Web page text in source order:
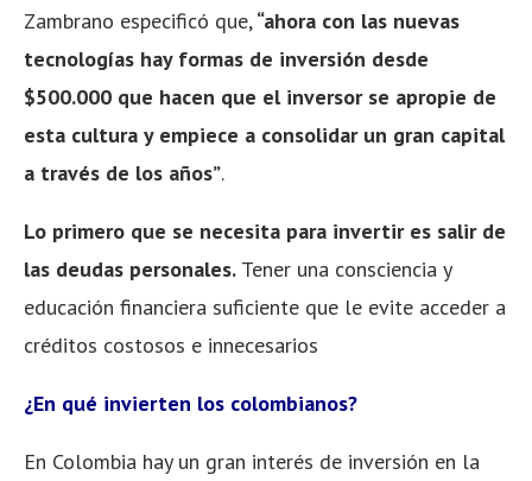
Zambrano especificó que,“ahora con las nuevas
tecnologías hay formas de inversión desde
$500.000 que hacen que el inversor se apropie de
esta cultura y empiece a consolidar un gran capital
a través de los años”.
Lo primero que se necesita para invertir es salir de
las deudas personales. Tener una consciencia y
educación financiera suficiente que le evite acceder a
créditos costosos e innecesarios
¿En qué invierten los colombianos?
En Colombia hay un gran interés de inversión en la